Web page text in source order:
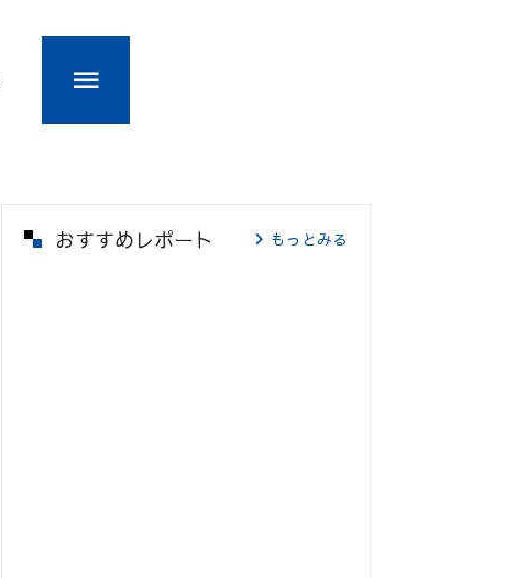
おすすめレポート もっとみる